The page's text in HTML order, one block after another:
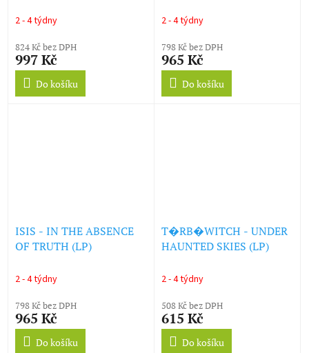
2 - 4 týdny
824 Kč bez DPH
997 Kč
Do košíku
2 - 4 týdny
798 Kč bez DPH
965 Kč
Do košíku
ISIS - IN THE ABSENCE
OF TRUTH (LP)
2 - 4 týdny
798 Kč bez DPH
965 Kč
Do košíku
T�RB�WITCH - UNDER
HAUNTED SKIES (LP)
2 - 4 týdny
508 Kč bez DPH
615 Kč
Do košíku